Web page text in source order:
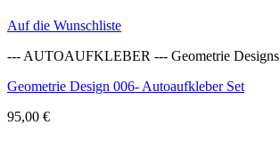
Auf die Wunschliste
--- AUTOAUFKLEBER --- Geometrie Designs
Geometrie Design 006- Autoaufkleber Set
95,00 €